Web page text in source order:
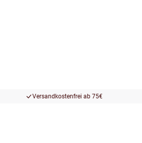
Versandkostenfrei ab 75€